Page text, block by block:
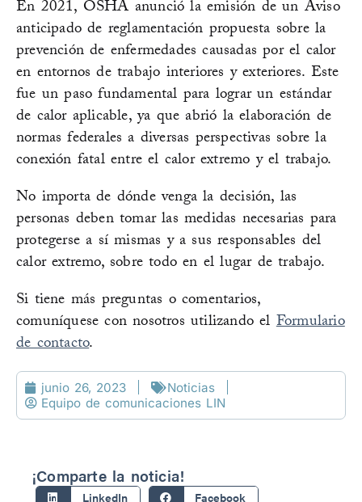
En 2021, OSHA anunció la emisión de un Aviso
anticipado de reglamentación propuesta sobre la
prevención de enfermedades causadas por el calor
en entornos de trabajo interiores y exteriores. Este
fue un paso fundamental para lograr un estándar
de calor aplicable, ya que abrió la elaboración de
normas federales a diversas perspectivas sobre la
conexión fatal entre el calor extremo y el trabajo.
No importa de dónde venga la decisión, las
personas deben tomar las medidas necesarias para
protegerse a sí mismas y a sus responsables del
calor extremo, sobre todo en el lugar de trabajo.
​​Si tiene más preguntas o comentarios,
comuníquese con nosotros utilizando elFormulario
de contacto.
junio 26, 2023
Noticias
Equipo de comunicaciones LIN
¡Comparte la noticia!
LinkedIn Facebook